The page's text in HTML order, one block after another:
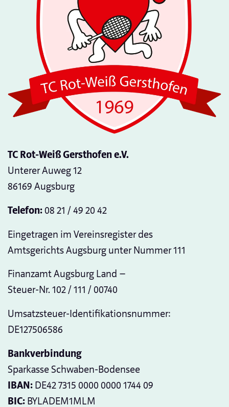
TC Rot-Weiß Gersthofen e.V.
Unterer Auweg 12
86169 Augsburg
Telefon: 08 21 / 49 20 42
Eingetragen im Vereinsregister des
Amtsgerichts Augsburg unter Nummer 111
Finanzamt Augsburg Land —
Steuer-Nr. 102 / 111 / 00740
Umsatzsteuer-Identifikationsnummer:
DE127506586
Bankverbindung
Sparkasse Schwaben-Bodensee
IBAN: DE42 7315 0000 0000 1744 09
BIC: BYLADEM1MLM